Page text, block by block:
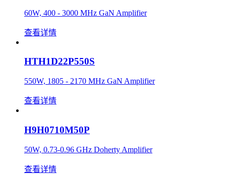
60W, 400 - 3000 MHz GaN Amplifier
查看详情
HTH1D22P550S
550W, 1805 - 2170 MHz GaN Amplifier
查看详情
H9H0710M50P
50W, 0.73-0.96 GHz Doherty Amplifier
查看详情